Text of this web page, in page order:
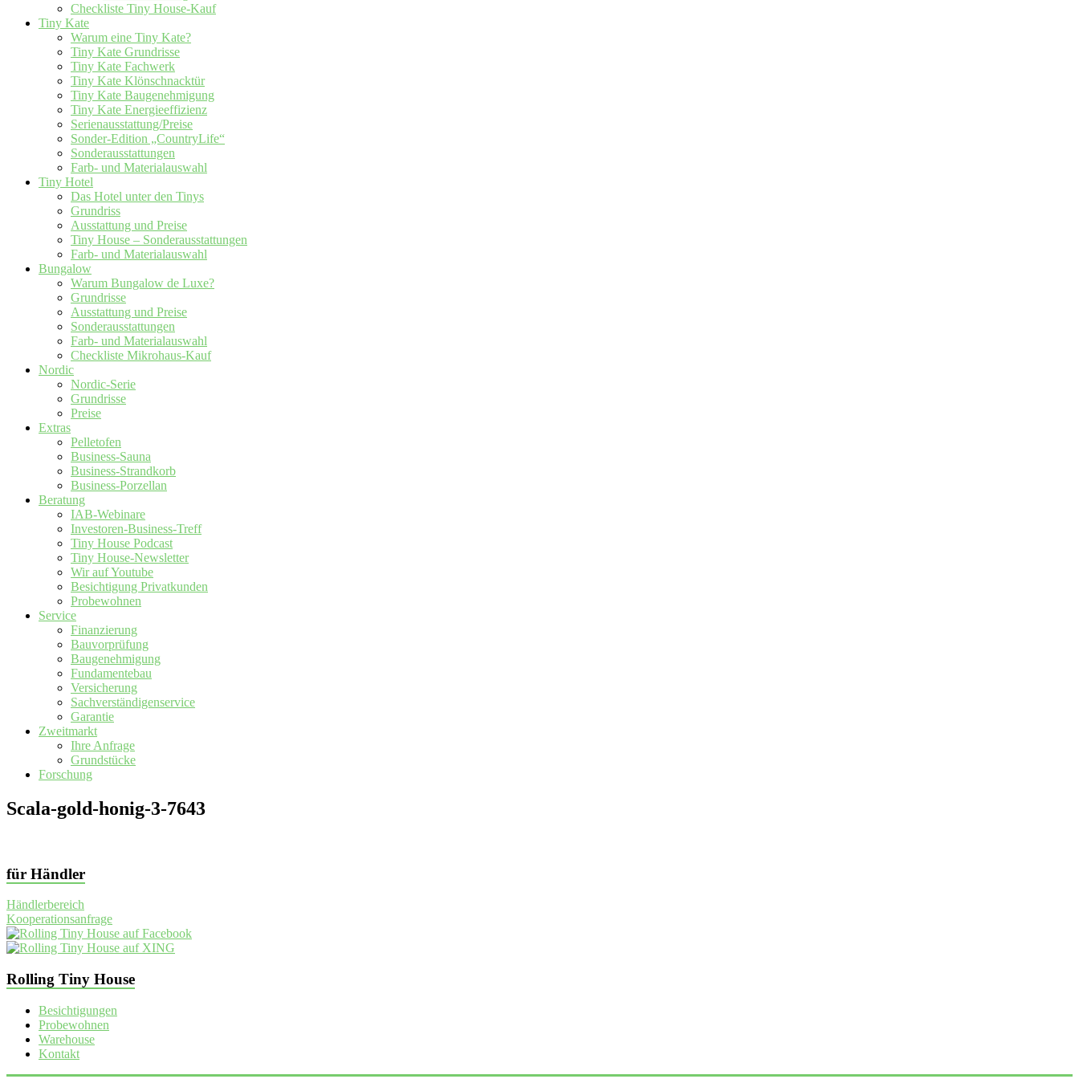
Checkliste Tiny House-Kauf
Tiny Kate
Warum eine Tiny Kate?
Tiny Kate Grundrisse
Tiny Kate Fachwerk
Tiny Kate Klönschnacktür
Tiny Kate Baugenehmigung
Tiny Kate Energieeffizienz
Serienausstattung/Preise
Sonder-Edition „CountryLife“
Sonderausstattungen
Farb- und Materialauswahl
Tiny Hotel
Das Hotel unter den Tinys
Grundriss
Ausstattung und Preise
Tiny House – Sonderausstattungen
Farb- und Materialauswahl
Bungalow
Warum Bungalow de Luxe?
Grundrisse
Ausstattung und Preise
Sonderausstattungen
Farb- und Materialauswahl
Checkliste Mikrohaus-Kauf
Nordic
Nordic-Serie
Grundrisse
Preise
Extras
Pelletofen
Business-Sauna
Business-Strandkorb
Business-Porzellan
Beratung
IAB-Webinare
Investoren-Business-Treff
Tiny House Podcast
Tiny House-Newsletter
Wir auf Youtube
Besichtigung Privatkunden
Probewohnen
Service
Finanzierung
Bauvorprüfung
Baugenehmigung
Fundamentebau
Versicherung
Sachverständigenservice
Garantie
Zweitmarkt
Ihre Anfrage
Grundstücke
Forschung
Scala-gold-honig-3-7643
für Händler
Händlerbereich
Kooperationsanfrage
Rolling Tiny House
Besichtigungen
Probewohnen
Warehouse
Kontakt